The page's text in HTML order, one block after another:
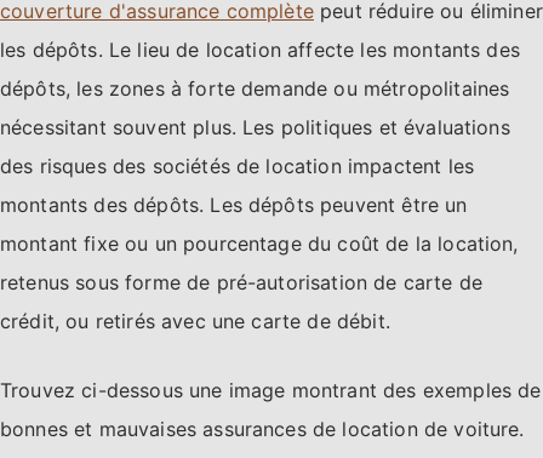
couverture d'assurance complètepeut réduire ou éliminer
les dépôts. Le lieu de location affecte les montants des
dépôts, les zones à forte demande ou métropolitaines
nécessitant souvent plus. Les politiques et évaluations
des risques des sociétés de location impactent les
montants des dépôts. Les dépôts peuvent être un
montant fixe ou un pourcentage du coût de la location,
retenus sous forme de pré-autorisation de carte de
crédit, ou retirés avec une carte de débit.
Trouvez ci-dessous une image montrant des exemples de
bonnes et mauvaises assurances de location de voiture.